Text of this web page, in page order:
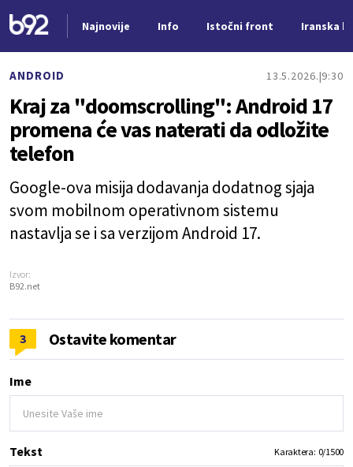
Najnovije Info Istočni front Iranska
ANDROID 13.5.2026. 9:30
Kraj za "doomscrolling": Android 17
promena će vas naterati da odložite
telefon
Google-ova misija dodavanja dodatnog sjaja
svom mobilnom operativnom sistemu
nastavlja se i sa verzijom Android 17.
Izvor:
B92.net
3 Ostavite komentar
Ime
Tekst Karaktera: 0/1500